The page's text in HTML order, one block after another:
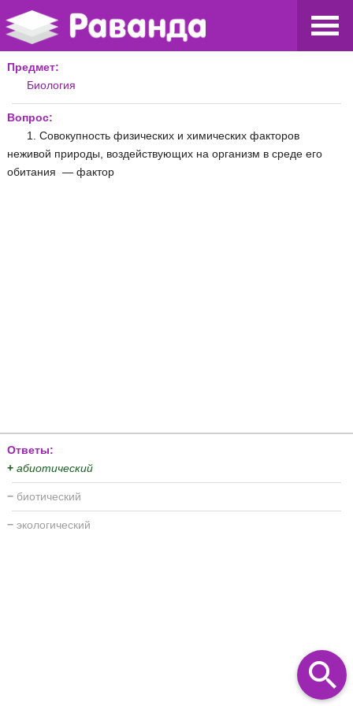
Предмет:
Биология
Вопрос:
1. Совокупность физических и химических факторов
неживой природы, воздействующих на организм в среде его
обитания — фактор
Ответы:
+ абиотический
− биотический
− экологический